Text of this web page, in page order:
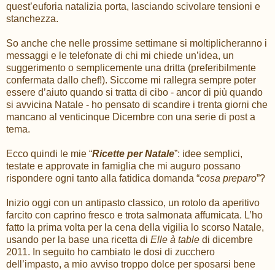
quest’euforia natalizia porta, lasciando scivolare tensioni e
stanchezza.
So anche che nelle prossime settimane si moltiplicheranno i
messaggi e le telefonate di chi mi chiede un’idea, un
suggerimento o semplicemente una dritta (preferibilmente
confermata dallo chef!). Siccome mi rallegra sempre poter
essere d’aiuto quando si tratta di cibo - ancor di più quando
si avvicina Natale - ho pensato di scandire i trenta giorni che
mancano al venticinque Dicembre con una serie di post a
tema.
Ecco quindi le mie “Ricette per Natale”: idee semplici,
testate e approvate in famiglia che mi auguro possano
rispondere ogni tanto alla fatidica domanda “cosa preparo”?
Inizio oggi con un antipasto classico, un rotolo da aperitivo
farcito con caprino fresco e trota salmonata affumicata. L’ho
fatto la prima volta per la cena della vigilia lo scorso Natale,
usando per la base una ricetta di Elle à table di dicembre
2011. In seguito ho cambiato le dosi di zucchero
dell’impasto, a mio avviso troppo dolce per sposarsi bene